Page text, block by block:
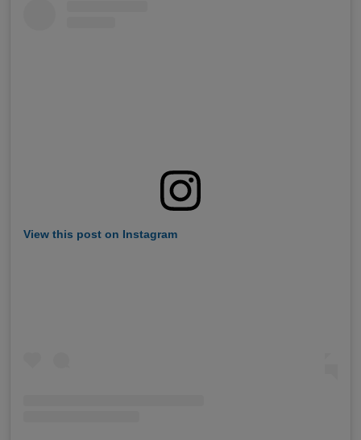
View this post on Instagram